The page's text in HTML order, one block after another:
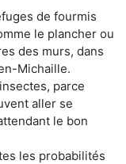
de fourmis
le plancher ou
des murs, dans
Michaille.
parce
aller se
le bon
les probabilités